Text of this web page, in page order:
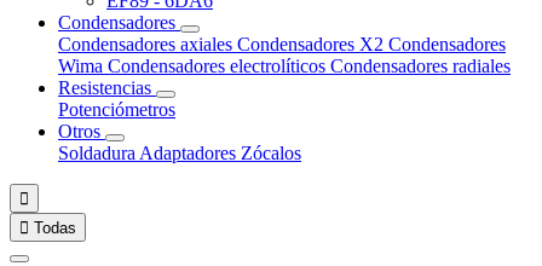
Condensadores
Condensadores axiales Condensadores X2 Condensadores
Wima Condensadores electrolíticos Condensadores radiales
Resistencias
Potenciómetros
Otros
Soldadura Adaptadores Zócalos

 Todas